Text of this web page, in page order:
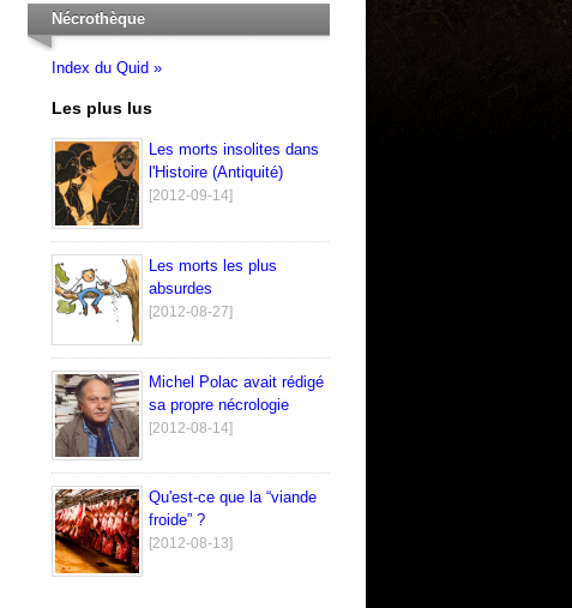
Nécrothèque
Index du Quid »
Les plus lus
Les morts insolites dans
l'Histoire (Antiquité)
[2012-09-14]
Les morts les plus
absurdes
[2012-08-27]
Michel Polac avait rédigé
sa propre nécrologie
[2012-08-14]
Qu'est-ce que la “viande
froide” ?
[2012-08-13]